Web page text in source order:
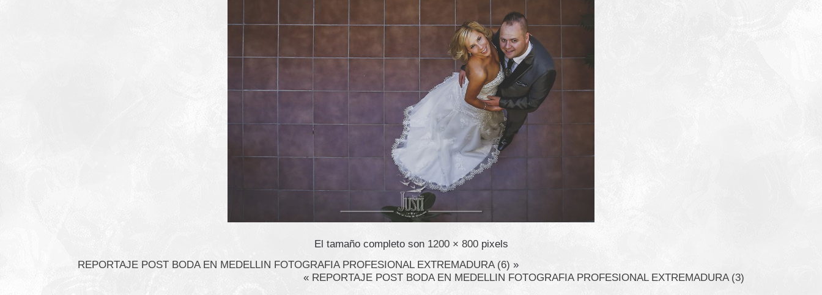
El tamaño completo son 1200 × 800pixels
REPORTAJE POST BODA EN MEDELLIN FOTOGRAFIA PROFESIONAL EXTREMADURA (6) »
« REPORTAJE POST BODA EN MEDELLIN FOTOGRAFIA PROFESIONAL EXTREMADURA (3)